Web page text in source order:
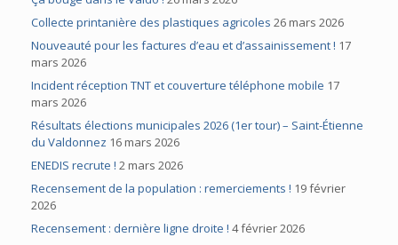
Collecte printanière des plastiques agricoles 26 mars 2026
Nouveauté pour les factures d’eau et d’assainissement ! 17
mars 2026
Incident réception TNT et couverture téléphone mobile 17
mars 2026
Résultats élections municipales 2026 (1er tour) – Saint-Étienne
du Valdonnez 16 mars 2026
ENEDIS recrute ! 2 mars 2026
Recensement de la population : remerciements ! 19 février
2026
Recensement : dernière ligne droite ! 4 février 2026